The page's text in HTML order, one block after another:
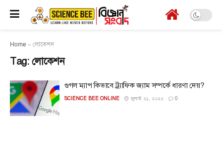
Home » লোকেশন
Tag: লোকেশন
গুগল ম্যাপ কিভাবে ট্র্যাফিক জ্যাম সম্পর্কে ধারণা দেয়?
SCIENCE BEE ONLINE জুলাই ২১, ২০২২ 0